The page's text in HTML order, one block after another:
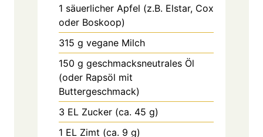
1 säuerlicher Apfel (z.B. Elstar, Cox
oder Boskoop)
315 g vegane Milch
150 g geschmacksneutrales Öl
(oder Rapsöl mit
Buttergeschmack)
3 EL Zucker (ca. 45 g)
1 EL Zimt (ca. 9 g)